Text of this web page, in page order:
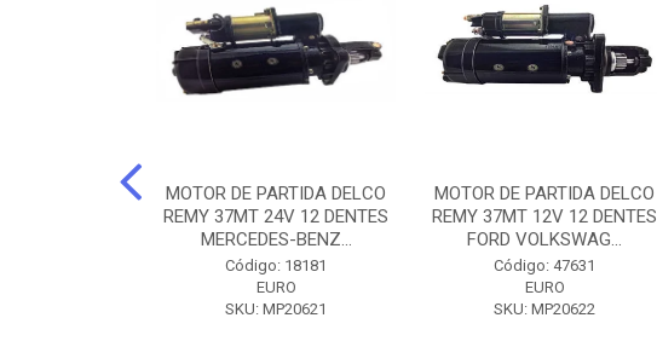
MOTOR DE PARTIDA DELCO
REMY 37MT 24V 12 DENTES
MERCEDES-BENZ...
Código: 18181
EURO
SKU: MP20621
MOTOR DE PARTIDA DELCO
REMY 37MT 12V 12 DENTES
FORD VOLKSWAG...
Código: 47631
EURO
SKU: MP20622